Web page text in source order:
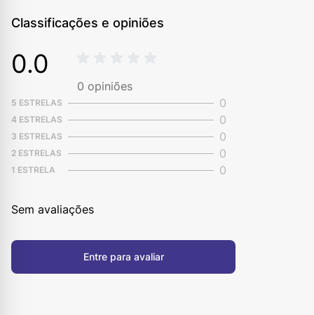
Classificações e opiniões
0.0
0 opiniões
5 ESTRELAS 0
4 ESTRELAS 0
3 ESTRELAS 0
2 ESTRELAS 0
1 ESTRELA 0
Sem avaliações
Entre para avaliar